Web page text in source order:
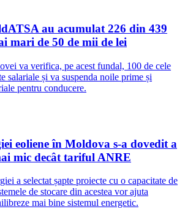
au acumulat 226 din 439
mari de 50 de mii de lei
va verifica, pe acest fundal, 100 de cele
salariale și va suspenda noile prime și
pentru conducere.
eoliene în Moldova s-a dovedit a
mic decât tariful ANRE
a selectat șapte proiecte cu o capacitate de
de stocare din acestea vor ajuta
mai bine sistemul energetic.